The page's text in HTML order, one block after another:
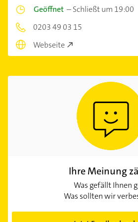
Geöffnet –Schließt um 19:00
0203 49 03 15
Webseite
Ihre Meinung
Was gefällt Ihnen
Was sollten wir